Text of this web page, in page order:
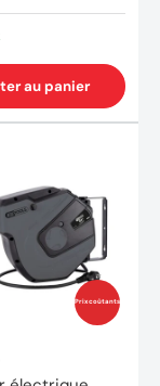
au panier
Prix coûtants